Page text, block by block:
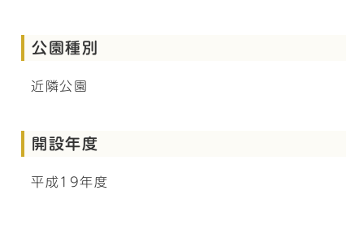
公園種別
近隣公園
開設年度
平成19年度